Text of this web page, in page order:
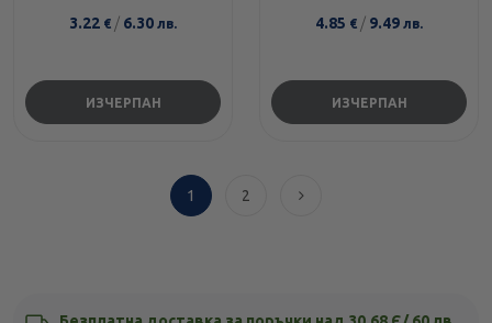
3.22 € / 6.30 лв.
ИЗЧЕРПАН
4.85 € / 9.49 лв.
ИЗЧЕРПАН
1 2